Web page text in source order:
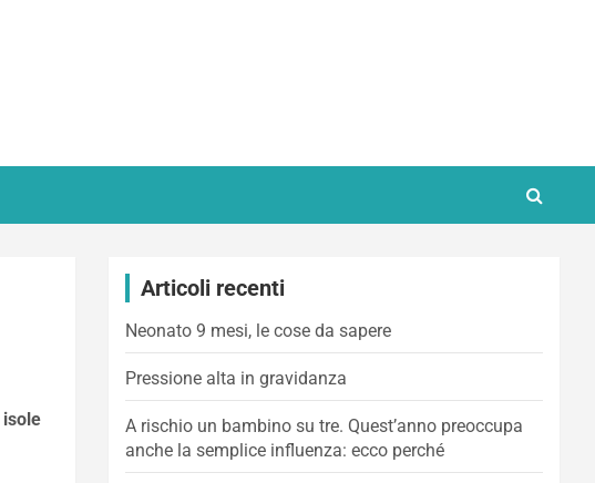
isole
Articoli recenti
Neonato 9 mesi, le cose da sapere
Pressione alta in gravidanza
A rischio un bambino su tre. Quest’anno preoccupa
anche la semplice influenza: ecco perché